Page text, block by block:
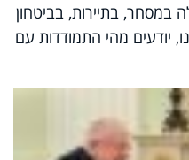
במסחר, בתיירות, בביטחון
יודעים מהי התמודדות עם